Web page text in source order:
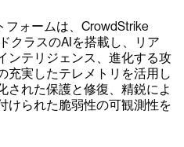
フォームは、CrowdStrike
クラスのAIを搭載し、リア
ンテリジェンス、進化する攻
充実したテレメトリを活用し
された保護と修復、精鋭によ
けられた脆弱性の可観測性を